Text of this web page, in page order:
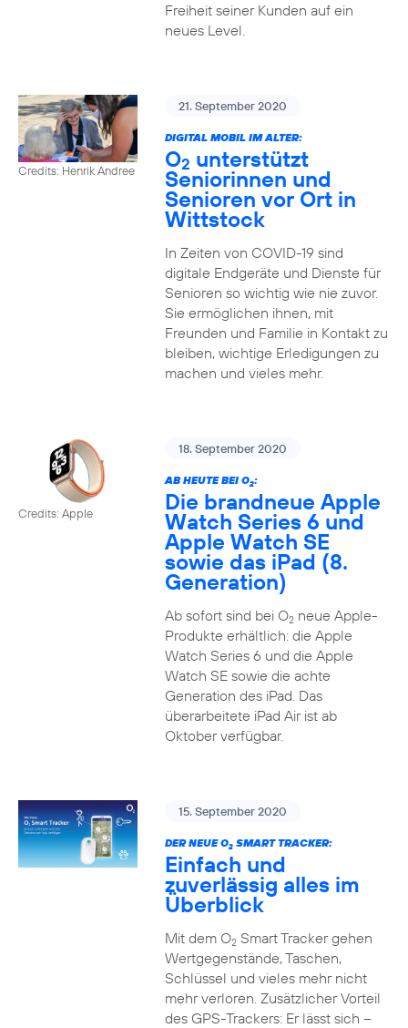
Freiheit seiner Kunden auf ein
neues Level.
Credits: Henrik Andree
21. September 2020
DIGITAL MOBIL IM ALTER:
O2 unterstützt
Seniorinnen und
Senioren vor Ort in
Wittstock
In Zeiten von COVID-19 sind
digitale Endgeräte und Dienste für
Senioren so wichtig wie nie zuvor.
Sie ermöglichen ihnen, mit
Freunden und Familie in Kontakt zu
bleiben, wichtige Erledigungen zu
machen und vieles mehr.
Credits: Apple
18. September 2020
AB HEUTE BEI O2:
Die brandneue Apple
Watch Series 6 und
Apple Watch SE
sowie das iPad (8.
Generation)
Ab sofort sind bei O2neue Apple-
Produkte erhältlich: die Apple
Watch Series 6 und die Apple
Watch SE sowie die achte
Generation des iPad. Das
überarbeitete iPad Air ist ab
Oktober verfügbar.
15. September 2020
DER NEUE O2SMART TRACKER:
Einfach und
zuverlässig alles im
Überblick
Mit dem O2Smart Tracker gehen
Wertgegenstände, Taschen,
Schlüssel und vieles mehr nicht
mehr verloren. Zusätzlicher Vorteil
des GPS-Trackers: Er lässt sich –